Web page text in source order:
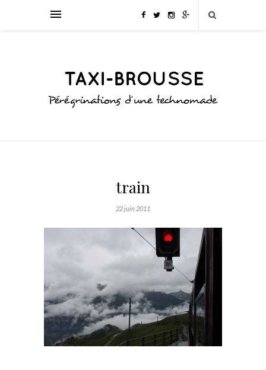
train
22 juin 2011